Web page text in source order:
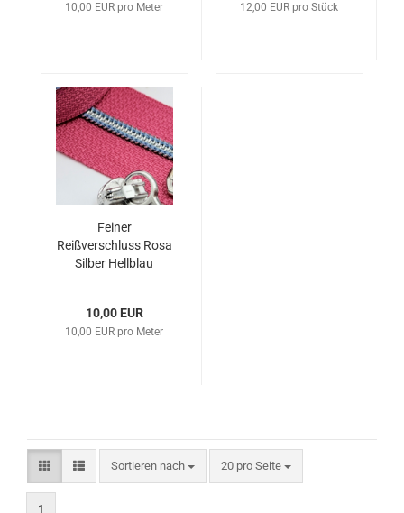
10,00 EUR pro Meter 12,00 EUR pro Stück
Feiner
Reißverschluss Rosa
Silber Hellblau
10,00 EUR
10,00 EUR pro Meter
Sortieren nach
Sortieren nach 20 pro Seite
pro Seite
1